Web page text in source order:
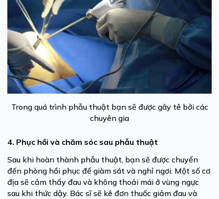
Trong quá trình phẫu thuật bạn sẽ được gây tê bởi các
chuyên gia
4. Phục hồi và chăm sóc sau phẫu thuật
Sau khi hoàn thành phẫu thuật, bạn sẽ được chuyển
đến phòng hồi phục để giàm sát và nghỉ ngơi. Một số cơ
địa sẽ cảm thấy đau và không thoải mái ở vùng ngực
sau khi thức dậy. Bác sĩ sẽ kê đơn thuốc giảm đau và